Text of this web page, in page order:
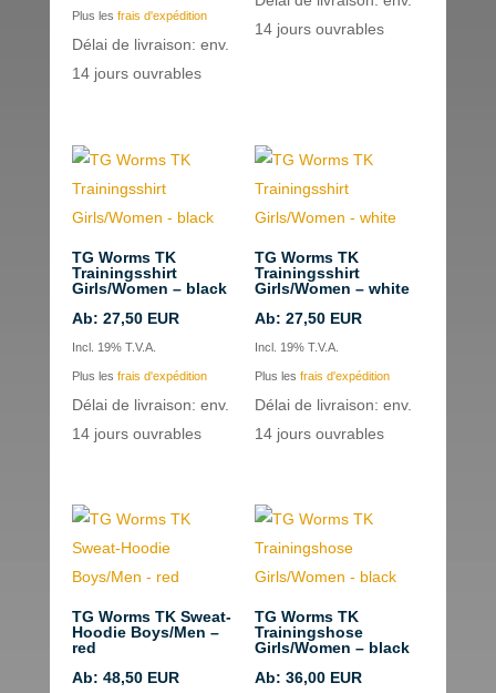
Plus les frais d'expédition
Délai de livraison: env.
14 jours ouvrables
14 jours ouvrables
TG Worms TK
Trainingsshirt
Girls/Women – black
Ab: 27,50EUR
Incl. 19% T.V.A.
Plus les frais d'expédition
Délai de livraison: env.
14 jours ouvrables
TG Worms TK
Trainingsshirt
Girls/Women – white
Ab:27,50 EUR
Incl. 19% T.V.A.
Plus lesfrais d'expédition
Délai de livraison: env.
14 jours ouvrables
TG Worms TK Sweat-
Hoodie Boys/Men –
red
Ab: 48,50EUR
TG Worms TK
Trainingshose
Girls/Women – black
Ab:36,00 EUR